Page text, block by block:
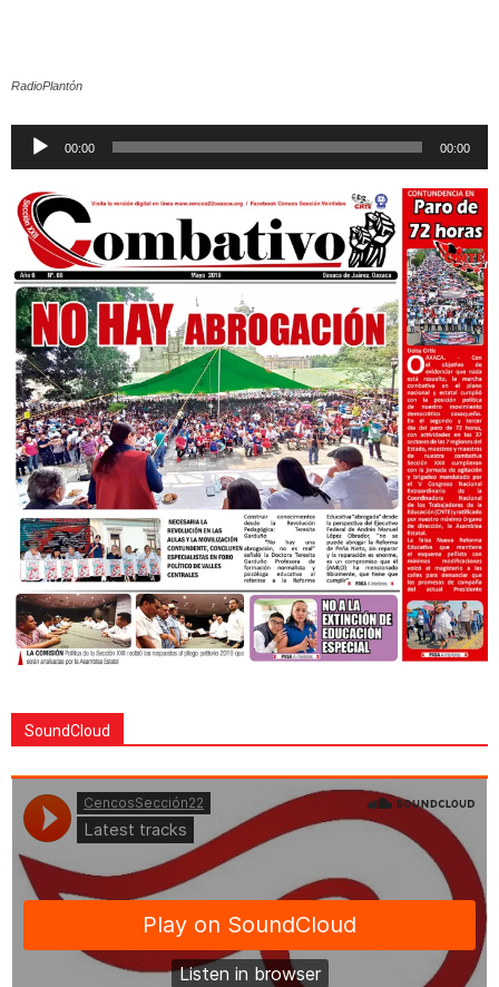
RadioPlantón
Reproductor
00:00 00:00
SoundCloud